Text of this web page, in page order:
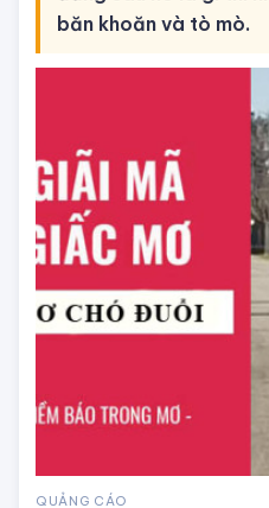
hoặc mơ bị chó đuổi
băn khoăn và tò mò.